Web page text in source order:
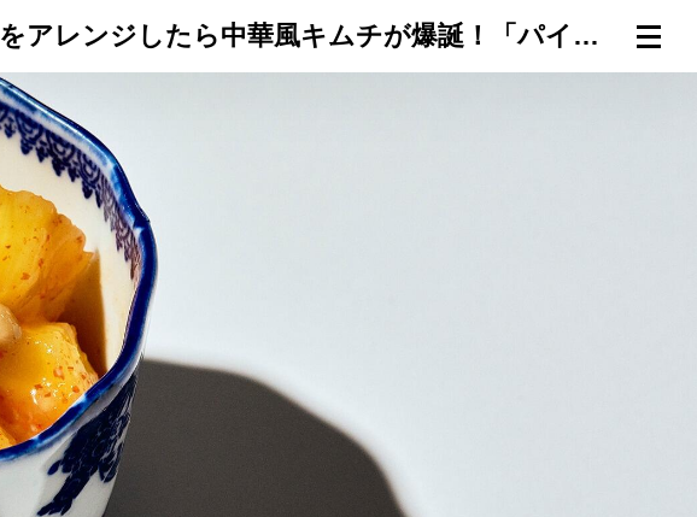
食のストーリー 連載一覧 倶楽部入会（無料） ログイン 【麻・辣・酸 中華つまみ5番勝負】台湾の発酵調味料をアレンジしたら中華風キムチが爆誕！「パインと大豆のキムチ」